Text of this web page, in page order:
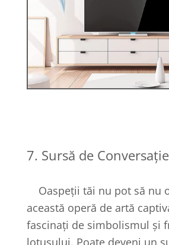
7. Sursă de
Oaspeții tăi nu pot să nu
această operă de artă
fascinați de simbolismul și
lotusului. Poate deveni un